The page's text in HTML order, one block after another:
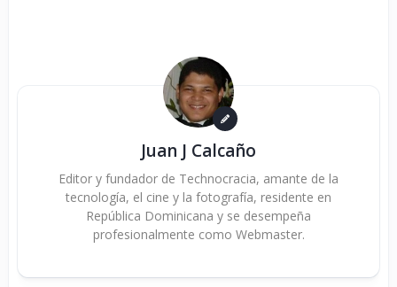
Juan J Calcaño
Editor y fundador de Technocracia, amante de la
tecnología, el cine y la fotografía, residente en
República Dominicana y se desempeña
profesionalmente como Webmaster.